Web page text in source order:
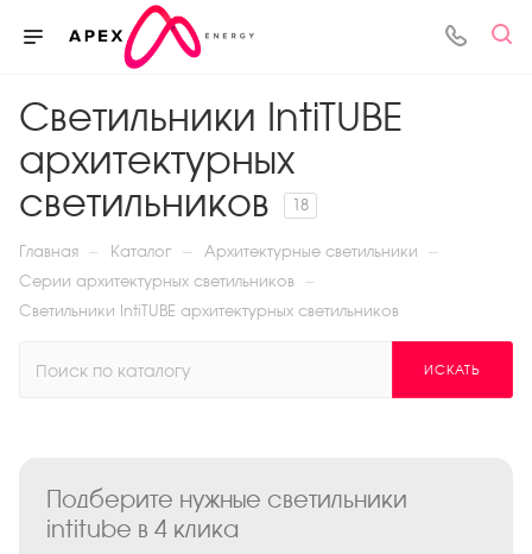
Светильники IntiTUBE
архитектурных
светильников
18
Главная — Каталог — Архитектурные светильники —
Серии архитектурных светильников —
Светильники IntiTUBE архитектурных светильников
ИСКАТЬ
Подберите нужные светильники
intitube в 4 клика